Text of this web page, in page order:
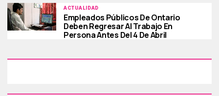
ACTUALIDAD
Empleados Públicos De Ontario
Deben Regresar Al Trabajo En
Persona Antes Del 4 De Abril